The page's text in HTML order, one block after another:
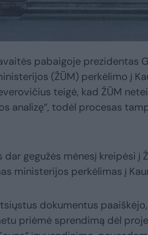
pabaigoje prezidentas
(ŽŪM) perkėlimo į
teigė, kad ŽŪM
analizę“, todėl procesas
dar gegužės mėnesį kreipėsi
ministerijos perkėlimas į
dokumentus
priėmė sprendimą dėl